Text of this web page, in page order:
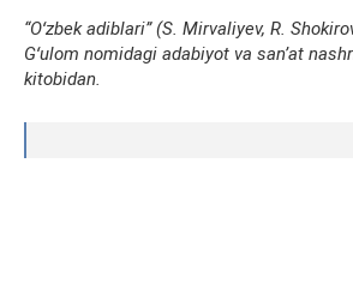
“Oʻzbek adiblari” (S. Mirvaliyev, R.
Gʻulom nomidagi adabiyot va sanʼat
kitobidan.